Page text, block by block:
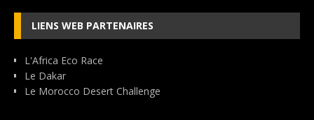
LIENS WEB PARTENAIRES
L'Africa Eco Race
Le Dakar
Le Morocco Desert Challenge